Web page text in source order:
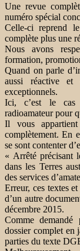
Une revue
numéro spécial
Celle-ci reprend
complète plus une
Nous avons
formation,
Quand on parle
aussi réactive et
exceptionnels.
Ici, c’est le cas
radioamateur pour
Il vous appartient
complètement. En
se sont contenter
« Arrêté précisant
dans les Terres
des services
Erreur, ces textes
d’un autre
décembre 2015.
Comme
dossier complet en
parties du texte